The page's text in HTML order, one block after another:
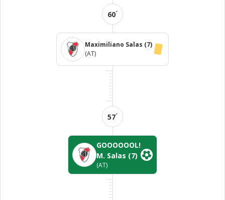
60´
Maximiliano Salas (7)
(AT)
57´
GOOOOOOL!
M. Salas (7)
(AT)